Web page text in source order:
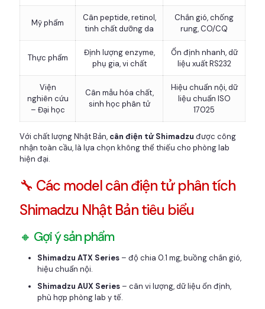
Mỹ phẩm
Cân peptide, retinol,
tinh chất dưỡng da
Chắn gió, chống
rung, CO/CQ
Thực phẩm
Định lượng enzyme,
phụ gia, vi chất
Ổn định nhanh, dữ
liệu xuất RS232
Viện
nghiên cứu
– Đại học
Cân mẫu hóa chất,
sinh học phân tử
Hiệu chuẩn nội, dữ
liệu chuẩn ISO
17025
Với chất lượng Nhật Bản, cân điện tử Shimadzu được công
nhận toàn cầu, là lựa chọn không thể thiếu cho phòng lab
hiện đại.
🔧 Các model cân điện tử phân tích
Shimadzu Nhật Bản tiêu biểu
🔸 Gợi ý sản phẩm
Shimadzu ATX Series – độ chia 0.1 mg, buồng chắn gió,
hiệu chuẩn nội.
Shimadzu AUX Series – cân vi lượng, dữ liệu ổn định,
phù hợp phòng lab y tế.